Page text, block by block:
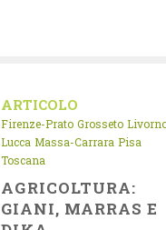
ARTICOLO
Firenze-Prato Grosseto
Lucca Massa-Carrara Pisa
Toscana
AGRICOLTURA:
GIANI, MARRAS E